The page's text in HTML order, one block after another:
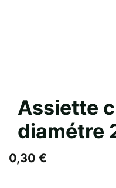
Assiette
diamétre
0,30 €